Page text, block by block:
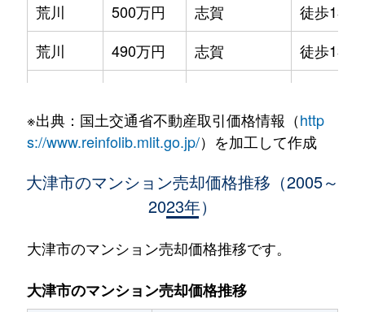
荒川
500万円 志賀
徒歩13分
荒川
490万円 志賀
徒歩13分
粟津町
3,500万円 石山
徒歩2分
1,900万円 堅田
今堅田
1,100万円 堅田
今堅田
1,100万円 堅田
※出典：国土交通省不動産取引価格情報（http
s://www.reinfolib.mlit.go.jp/）を加工して作成
大津市のマンション売却価格推移（2005～
2023年）
大津市のマンション売却価格推移です。
大津市のマンション売却価格推移